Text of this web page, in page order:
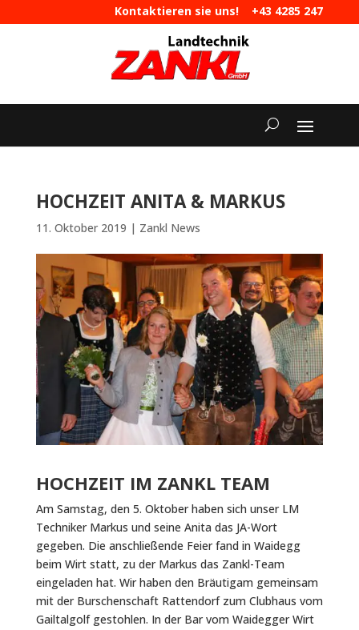
Kontaktieren sie uns! +43 4285 247
|maschinen@landtechnik-zankl.at
HOCHZEIT ANITA & MARKUS
11. Oktober 2019 | Zankl News
HOCHZEIT IM ZANKL TEAM
Am Samstag, den 5. Oktober haben sich unser LM
Techniker Markus und seine Anita das JA-Wort
gegeben. Die anschließende Feier fand in Waidegg
beim Wirt statt, zu der Markus das Zankl-Team
eingeladen hat. Wir haben den Bräutigam gemeinsam
mit der Burschenschaft Rattendorf zum Clubhaus vom
Gailtalgolf gestohlen. In der Bar vom Waidegger Wirt